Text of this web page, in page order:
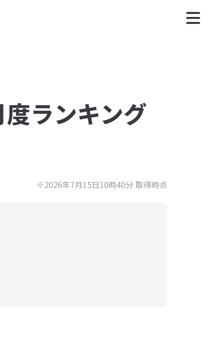
ランキング
※2026年7月15日10時40分 取得時点